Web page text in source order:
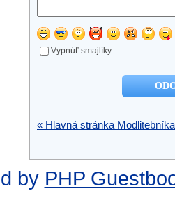
Vypnúť smajlíky
« Hlavná stránka Modlitebníka
by PHP